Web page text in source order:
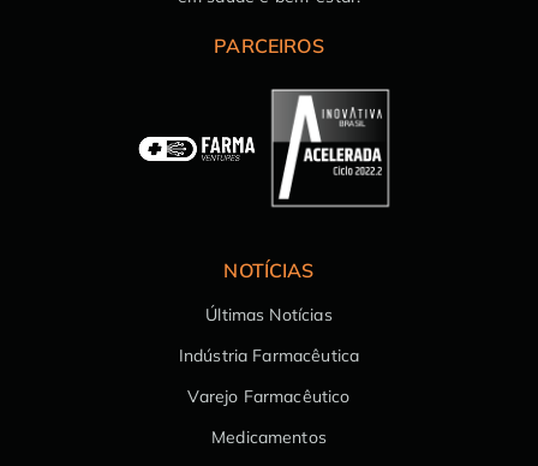
PARCEIROS
NOTÍCIAS
Últimas Notícias
Indústria Farmacêutica
Varejo Farmacêutico
Medicamentos